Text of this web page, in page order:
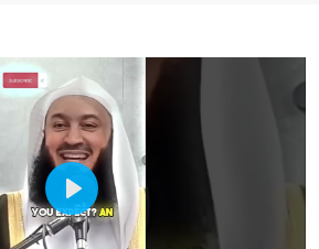
Play